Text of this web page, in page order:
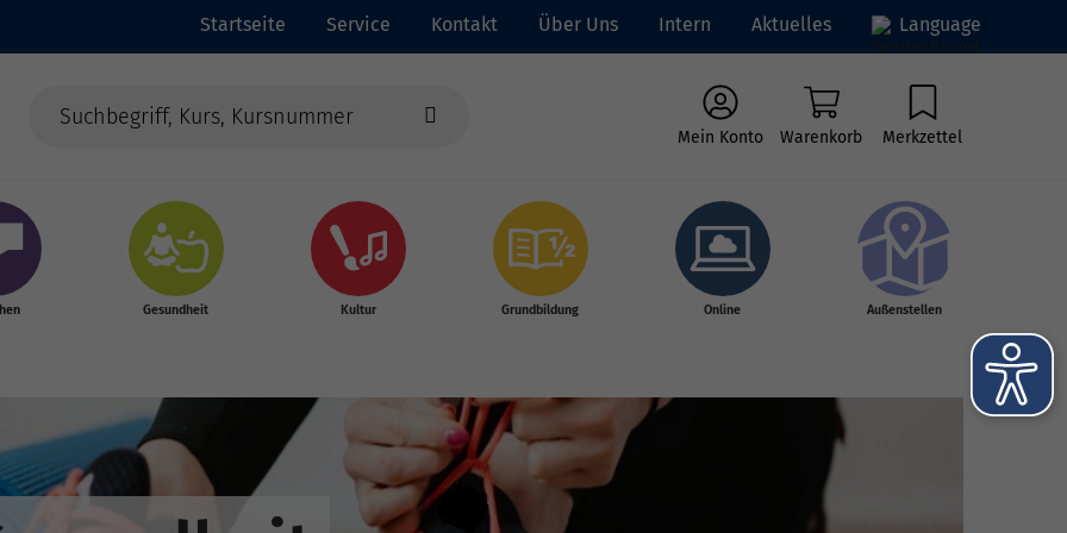
Startseite Service Kontakt Über Uns Intern Aktuelles Language
Mein Konto Warenkorb Merkzettel
Gesundheit Kultur Grundbildung Online Außenstellen